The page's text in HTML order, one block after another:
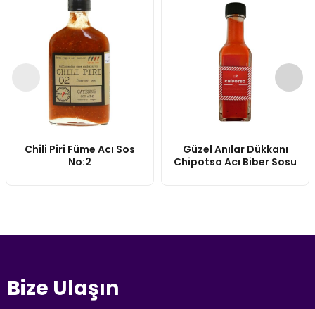
Chili Piri Füme Acı Sos
No:2
Güzel Anılar Dükkanı
Chipotso Acı Biber Sosu
Bize Ulaşın